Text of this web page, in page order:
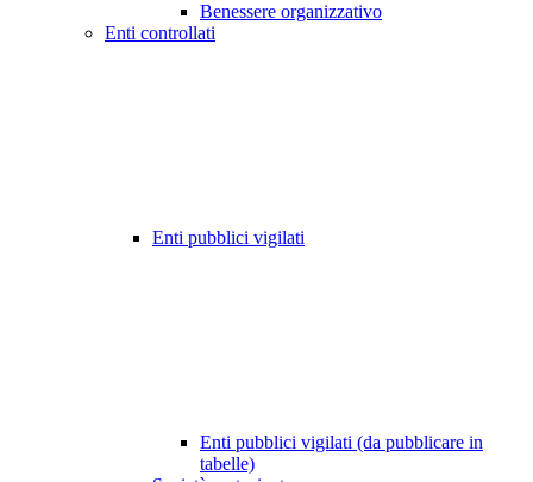
Benessere organizzativo
Enti controllati
Enti pubblici vigilati
Enti pubblici vigilati (da pubblicare in
tabelle)